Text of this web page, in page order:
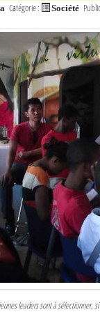
Catégorie : Société
leaders sont à sélectionner,